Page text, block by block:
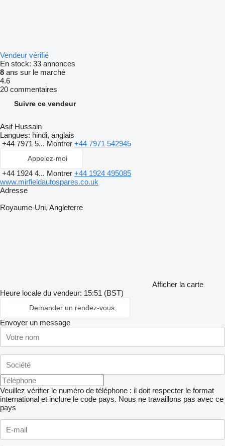
Vendeur vérifié
En stock: 33 annonces
8 ans sur le marché
4.6
20 commentaires
Suivre ce vendeur
Asif Hussain
Langues: hindi, anglais
+44 7971 5... Montrer +44 7971 542945
Appelez-moi
+44 1924 4... Montrer +44 1924 495085
www.mirfieldautospares.co.uk
Adresse
Royaume-Uni, Angleterre
Afficher la carte
Heure locale du vendeur: 15:51 (BST)
Demander un rendez-vous
Envoyer un message
Veuillez vérifier le numéro de téléphone : il doit respecter le format
international et inclure le code pays. Nous ne travaillons pas avec ce
pays